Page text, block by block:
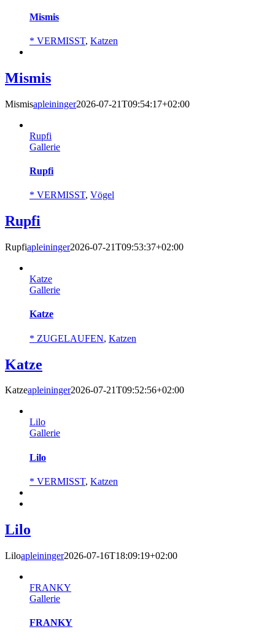
Mismis
* VERMISST, Katzen
Mismis
Mismisapleininger2026-07-21T09:54:17+02:00
Rupfi
Gallerie
Rupfi
* VERMISST, Vögel
Rupfi
Rupfiapleininger2026-07-21T09:53:37+02:00
Katze
Gallerie
Katze
* ZUGELAUFEN, Katzen
Katze
Katzeapleininger2026-07-21T09:52:56+02:00
Lilo
Gallerie
Lilo
* VERMISST, Katzen
Lilo
Liloapleininger2026-07-16T18:09:19+02:00
FRANKY
Gallerie
FRANKY